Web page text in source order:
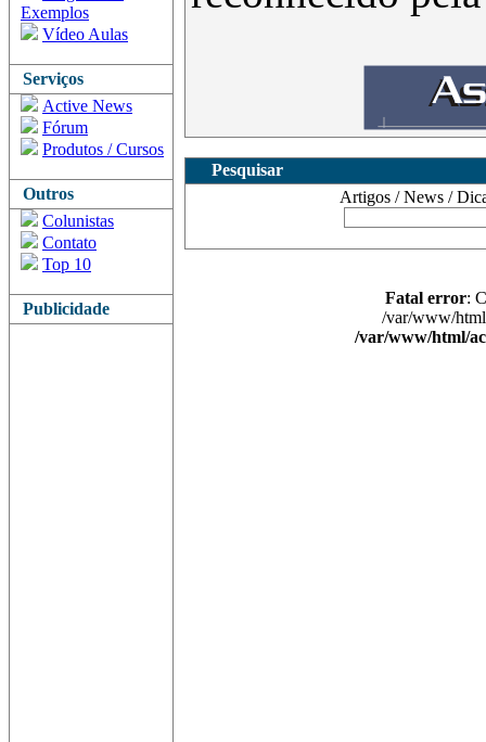
Exemplos
Vídeo Aulas
Serviços
Active News
Fórum
Produtos / Cursos
Outros
Colunistas
Contato
Top 10
Publicidade
Pesquisar
Artigos / News /
Fatal error:
/var/www/
/var/www/html/